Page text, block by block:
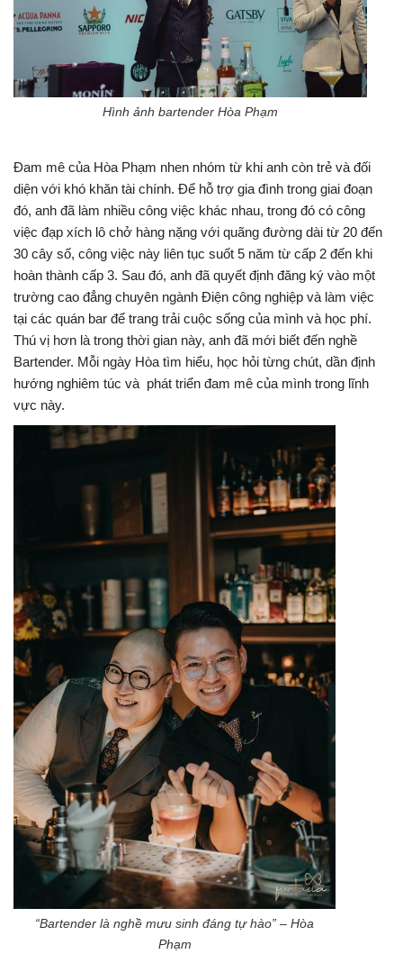
Hình ảnh bartender Hòa Phạm
Đam mê của Hòa Phạm nhen nhóm từ khi anh còn trẻ và đối
diện với khó khăn tài chính. Để hỗ trợ gia đình trong giai đoạn
đó, anh đã làm nhiều công việc khác nhau, trong đó có công
việc đạp xích lô chở hàng nặng với quãng đường dài từ 20 đến
30 cây số, công việc này liên tục suốt 5 năm từ cấp 2 đến khi
hoàn thành cấp 3. Sau đó, anh đã quyết định đăng ký vào một
trường cao đẳng chuyên ngành Điện công nghiệp và làm việc
tại các quán bar để trang trải cuộc sống của mình và học phí.
Thú vị hơn là trong thời gian này, anh đã mới biết đến nghề
Bartender. Mỗi ngày Hòa tìm hiểu, học hỏi từng chút, dần định
hướng nghiêm túc và phát triển đam mê của mình trong lĩnh
vực này.
“Bartender là nghề mưu sinh đáng tự hào” – Hòa
Phạm